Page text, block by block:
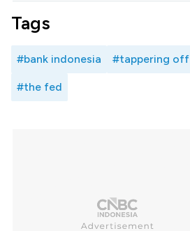
Tags
#bank indonesia #tappering off
#the fed